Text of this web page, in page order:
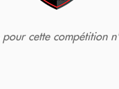
cette compétition